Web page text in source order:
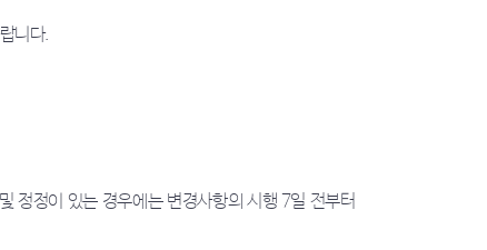
니다.
정정이 있는 경우에는 변경사항의 시행 7일 전부터